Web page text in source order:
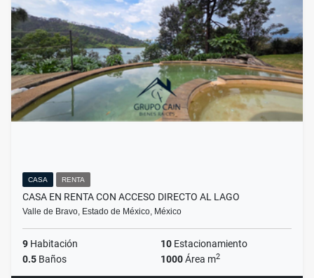
CASA RENTA
CASA EN RENTA CON ACCESO DIRECTO AL LAGO
Valle de Bravo, Estado de México, México
9 Habitación 10 Estacionamiento
0.5 Baños 1000Área m2